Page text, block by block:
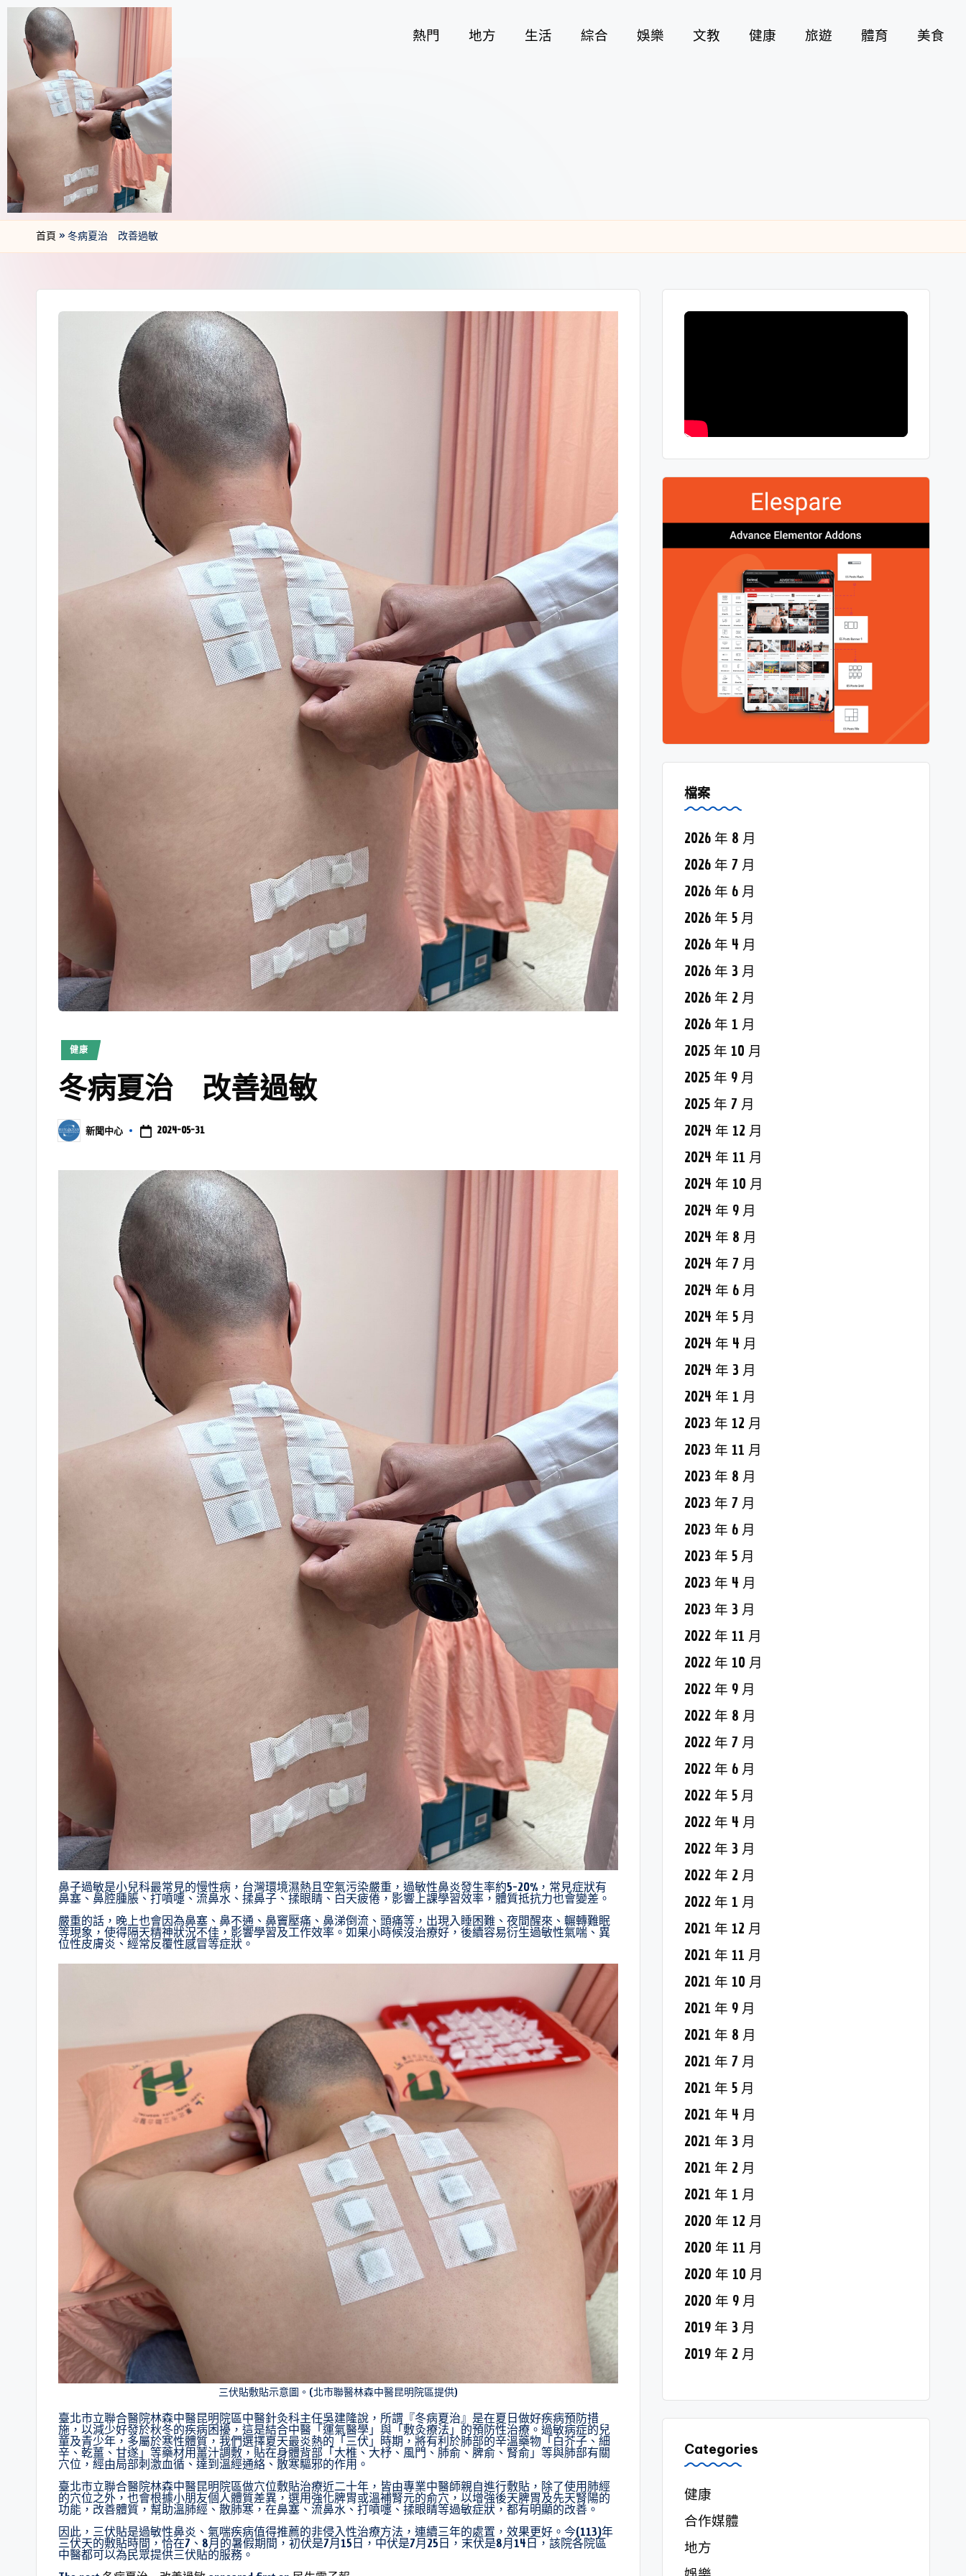
熱門 地方 生活 綜合 娛樂 文教 健康 旅遊 體育 美食
首頁 » 冬病夏治 改善過敏
健康
冬病夏治 改善過敏
新聞中心 2024-05-31
鼻子過敏是小兒科最常見的慢性病，台灣環境濕熱且空氣污染嚴重，過敏性鼻炎發生率約5-20%，常見症狀有
鼻塞、鼻腔腫脹、打噴嚏、流鼻水、揉鼻子、揉眼睛、白天疲倦，影響上課學習效率，體質抵抗力也會變差。
嚴重的話，晚上也會因為鼻塞、鼻不通、鼻竇壓痛、鼻涕倒流、頭痛等，出現入睡困難、夜間醒來、輾轉難眠
等現象，使得隔天精神狀況不佳，影響學習及工作效率。如果小時候沒治療好，後續容易衍生過敏性氣喘、異
位性皮膚炎、經常反覆性感冒等症狀。
三伏貼敷貼示意圖。(北市聯醫林森中醫昆明院區提供)
臺北市立聯合醫院林森中醫昆明院區中醫針灸科主任吳建隆說，所謂『冬病夏治』是在夏日做好疾病預防措
施，以減少好發於秋冬的疾病困擾，這是結合中醫「運氣醫學」與「敷灸療法」的預防性治療。過敏病症的兒
童及青少年，多屬於寒性體質，我們選擇夏天最炎熱的「三伏」時期，將有利於肺部的辛溫藥物「白芥子、細
辛、乾薑、甘遂」等藥材用薑汁調敷，貼在身體背部「大椎、大杼、風門、肺俞、脾俞、腎俞」等與肺部有關
穴位，經由局部刺激血循、達到溫經通絡、散寒驅邪的作用。
臺北市立聯合醫院林森中醫昆明院區做穴位敷貼治療近二十年，皆由專業中醫師親自進行敷貼，除了使用肺經
的穴位之外，也會根據小朋友個人體質差異，選用強化脾胃或溫補腎元的俞穴，以增強後天脾胃及先天腎陽的
功能，改善體質，幫助溫肺經、散肺寒，在鼻塞、流鼻水、打噴嚏、揉眼睛等過敏症狀，都有明顯的改善。
因此，三伏貼是過敏性鼻炎、氣喘疾病值得推薦的非侵入性治療方法，連續三年的處置，效果更好。今(113)年
三伏天的敷貼時間，恰在7、8月的暑假期間，初伏是7月15日，中伏是7月25日，末伏是8月14日，該院各院區
中醫都可以為民眾提供三伏貼的服務。
檔案
2026 年 8 月
2026 年 7 月
2026 年 6 月
2026 年 5 月
2026 年 4 月
2026 年 3 月
2026 年 2 月
2026 年 1 月
2025 年 10 月
2025 年 9 月
2025 年 7 月
2024 年 12 月
2024 年 11 月
2024 年 10 月
2024 年 9 月
2024 年 8 月
2024 年 7 月
2024 年 6 月
2024 年 5 月
2024 年 4 月
2024 年 3 月
2024 年 1 月
2023 年 12 月
2023 年 11 月
2023 年 8 月
2023 年 7 月
2023 年 6 月
2023 年 5 月
2023 年 4 月
2023 年 3 月
2022 年 11 月
2022 年 10 月
2022 年 9 月
2022 年 8 月
2022 年 7 月
2022 年 6 月
2022 年 5 月
2022 年 4 月
2022 年 3 月
2022 年 2 月
2022 年 1 月
2021 年 12 月
2021 年 11 月
2021 年 10 月
2021 年 9 月
2021 年 8 月
2021 年 7 月
2021 年 5 月
2021 年 4 月
2021 年 3 月
2021 年 2 月
2021 年 1 月
2020 年 12 月
2020 年 11 月
2020 年 10 月
2020 年 9 月
2019 年 3 月
2019 年 2 月
Categories
健康
合作媒體
地方